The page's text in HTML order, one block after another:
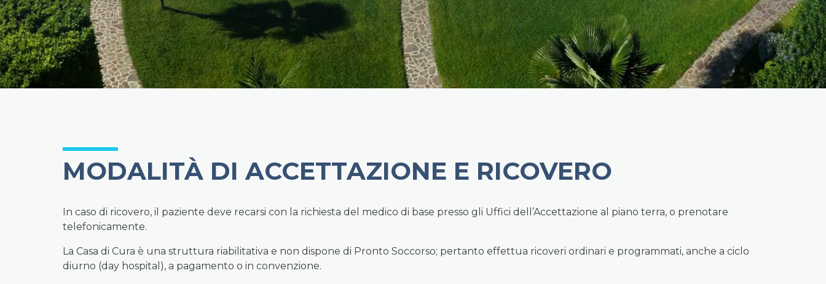
MODALITÀ DI ACCETTAZIONE E RICOVERO
In caso di ricovero, il paziente deve recarsi con la richiesta del medico di base presso gli Uffici dell’Accettazione al piano terra, o prenotare
telefonicamente.
La Casa di Cura è una struttura riabilitativa e non dispone di Pronto Soccorso; pertanto effettua ricoveri ordinari e programmati, anche a ciclo
diurno (day hospital), a pagamento o in convenzione.